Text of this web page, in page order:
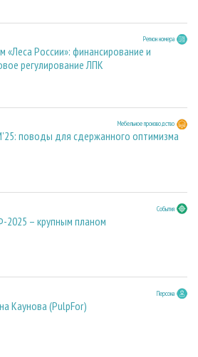
Регион номера
«Леса России»: финансирование и
регулирование ЛПК
Мебельное производство
поводы для сдержанного оптимизма
События
– крупным планом
Персона
Каунова (PulpFor)